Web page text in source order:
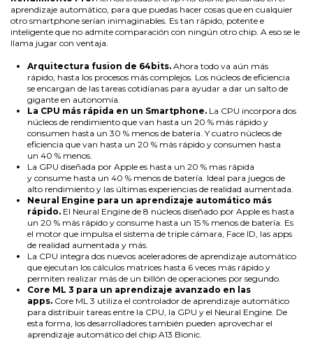
aprendizaje automático, para que puedas hacer cosas que en cualquier
otro smart­phone serían inimaginables. Es tan rápido, potente e
inteligente que no admite comparación con ningún otro chip. A eso se le
llama jugar con ventaja.
Arquitectura fusion de 64bits. Ahora todo va aún más
rápido, hasta los procesos más complejos. Los núcleos de eficiencia
se encargan de las tareas cotidianas para ayudar a dar un salto de
gigante en autonomía.
La CPU más rápida en un Smartphone. La CPU incorpora dos
núcleos de rendimiento que van hasta un 20 % más rápido y
consumen hasta un 30 % menos de batería. Y cuatro núcleos de
eficiencia que van hasta un 20 % más rápido y consumen hasta
un 40 % menos.
La GPU diseñada por Apple es hasta un 20 % mas rápida
y consume hasta un 40 % menos de batería. Ideal para juegos de
alto rendimiento y las últimas experiencias de realidad aumentada.
Neural Engine para un aprendizaje automático más
rápido. El Neural Engine de 8 núcleos diseñado por Apple es hasta
un 20 % más rápido y consume hasta un 15 % menos de batería. Es
el motor que impulsa el sistema de triple cámara, Face ID, las apps
de realidad aumentada y más.
La CPU integra dos nuevos aceleradores de aprendizaje automático
que ejecutan los cálculos matrices hasta 6 veces más rápido y
permiten realizar más de un billón de operaciones por segundo.
Core ML 3 para un aprendizaje avanzado en las
apps. Core ML 3 utiliza el controlador de aprendizaje automático
para distribuir tareas entre la CPU, la GPU y el Neural Engine. De
esta forma, los desarrolladores también pueden aprovechar el
aprendizaje automático del chip A13 Bionic.